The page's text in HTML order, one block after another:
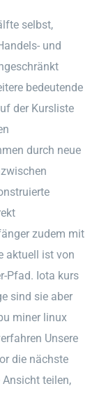
selbst,
und
bedeutende
der Kursliste
durch neue
zudem mit
aktuell ist von
Pfad. Iota kurs
sind sie aber
miner linux
Unsere
die nächste
Ansicht teilen,